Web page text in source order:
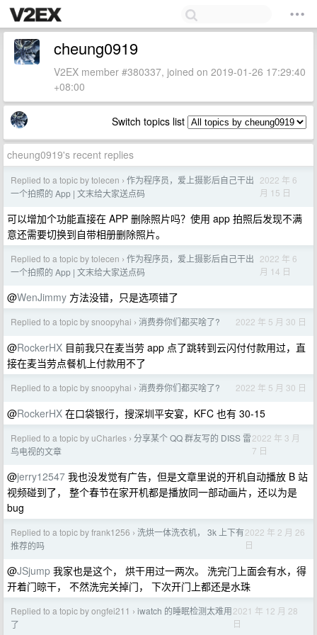
cheung0919
V2EX member #380337, joined on 2019-01-26 17:29:40
+08:00
Switch topics list
cheung0919's recent replies
Replied to a topic by tolecen › 作为程序员，爱上摄影后自己干出
一个拍照的 App | 文末给大家送点码
2022 年 6
月 15 日
可以增加个功能直接在 APP 删除照片吗？使用 app 拍照后发现不满
意还需要切换到自带相册删除照片。
Replied to a topic by tolecen › 作为程序员，爱上摄影后自己干出
一个拍照的 App | 文末给大家送点码
2022 年 6
月 14 日
@WenJimmy 方法没错，只是选项错了
Replied to a topic by snoopyhai › 消费券你们都买啥了? 2022 年 5 月 30 日
@RockerHX 目前我只在麦当劳 app 点了跳转到云闪付付款用过，直
接在麦当劳点餐机上付款用不了
Replied to a topic by snoopyhai › 消费券你们都买啥了? 2022 年 5 月 30 日
@RockerHX 在口袋银行，搜深圳平安宴，KFC 也有 30-15
Replied to a topic by uCharles › 分享某个 QQ 群友写的 DISS 雷
鸟电视的文章
2022 年 3 月
7 日
@jerry12547 我也没发觉有广告，但是文章里说的开机自动播放 B 站
视频碰到了， 整个春节在家开机都是播放同一部动画片，还以为是
bug
Replied to a topic by frank1256 › 洗烘一体洗衣机， 3k 上下有
推荐的吗
2022 年 2 月 26
日
@JSjump 我家也是这个， 烘干用过一两次。 洗完门上面会有水，得
开着门晾干， 不然洗完关掉门， 下次开门上都还是水珠
Replied to a topic by ongfei211 › iwatch 的睡眠检测太难用
了
2021 年 12 月 28
日